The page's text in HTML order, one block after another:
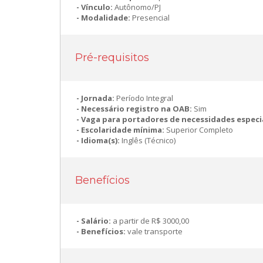
Vínculo: Autônomo/PJ
Modalidade: Presencial
Pré-requisitos
Jornada: Período Integral
Necessário registro na OAB: Sim
Vaga para portadores de necessidades
Escolaridade mínima: Superior Completo
Idioma(s): Inglês (Técnico)
Benefícios
Salário: a partir de R$ 3000,00
Benefícios: vale transporte